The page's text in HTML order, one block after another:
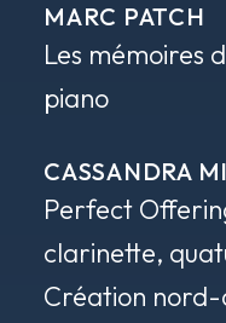
MARC PATCH
Les mémoires
piano
CASSANDRA
Perfect
clarinette,
Création